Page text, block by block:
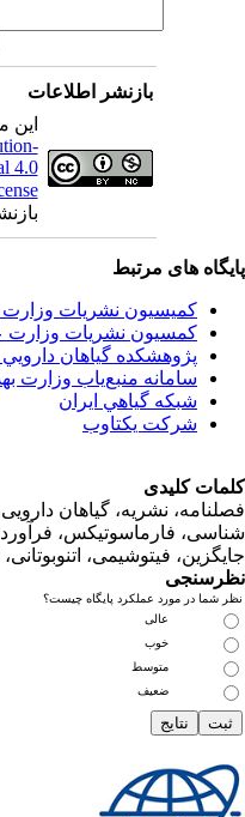
بازنشر اطلاعات
این
4.0
License
های مرتبط
کمیسیون نشریات وزارت
کمسیون نشریات وزارت
پژوهشكده گياهان دارويي
سامانه منبع‌ياب وزارت
شبكه گياهي ايران
شرکت یکتاوب
کلیدی
نشریه، گیاهان دارویی،
فارماسوتیکس، فرآورده
فیتوشیمی، اتنوبوتانی،
در مورد عملکرد پایگاه چیست؟
متوسط
ضعیف